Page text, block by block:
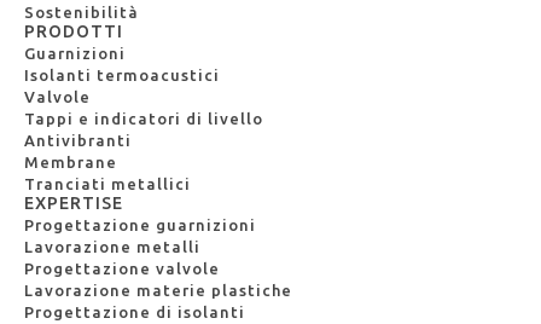
Sostenibilità
PRODOTTI
Guarnizioni
Isolanti termoacustici
Valvole
Tappi e indicatori di livello
Antivibranti
Membrane
Tranciati metallici
EXPERTISE
Progettazione guarnizioni
Lavorazione metalli
Progettazione valvole
Lavorazione materie plastiche
Progettazione di isolanti